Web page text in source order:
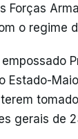
Forças
o regime
Estado-
gerais de